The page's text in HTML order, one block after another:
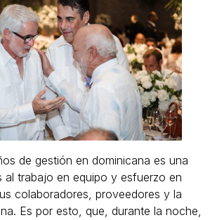
de gestión en dominicana es una
al trabajo en equipo y esfuerzo en
colaboradores, proveedores y la
Es por esto, que, durante la noche,